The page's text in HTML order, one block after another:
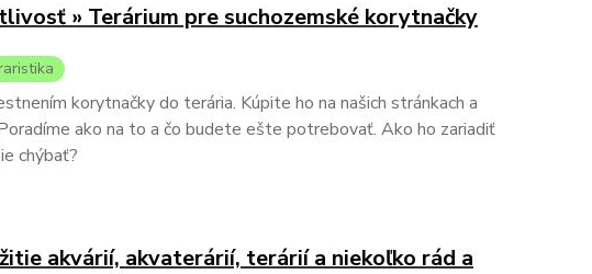
» Terárium pre suchozemské korytnačky
korytnačky do terária. Kúpite ho na našich stránkach a
ako na to a čo budete ešte potrebovať. Ako ho zariadiť
chýbať?
akvárií, akvaterárií, terárií a niekoľko rád a